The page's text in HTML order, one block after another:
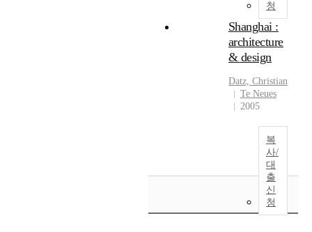
청
Shanghai :
architecture
& design
Datz, Christian
Te Neues
2005
복
사/
대
출
신
청